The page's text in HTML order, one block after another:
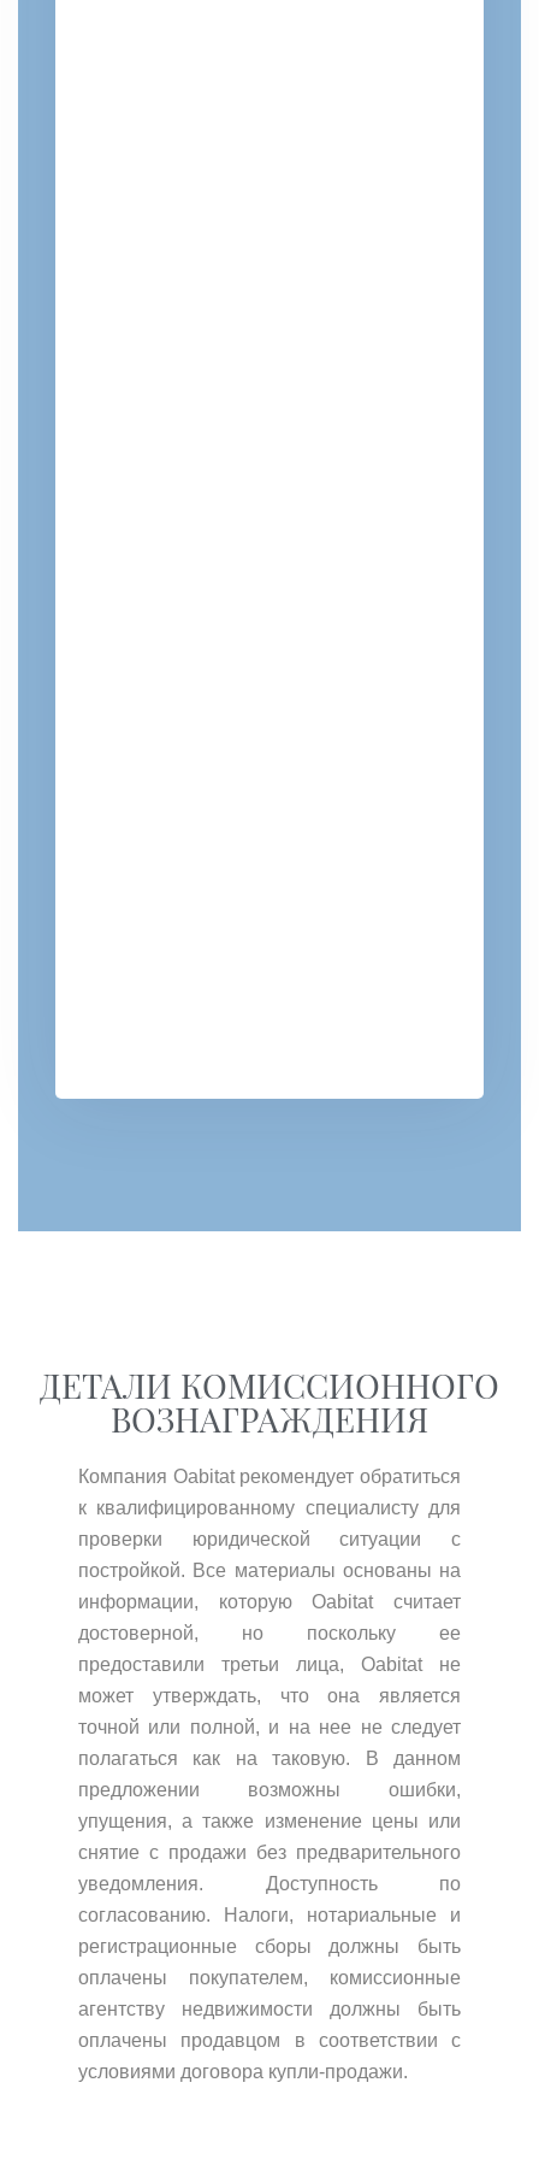
ДЕТАЛИ КОМИССИОННОГО
ВОЗНАГРАЖДЕНИЯ
Компания Oabitat рекомендует обратиться
к квалифицированному специалисту для
проверки юридической ситуации с
постройкой. Все материалы основаны на
информации, которую Oabitat считает
достоверной, но поскольку ее
предоставили третьи лица, Oabitat не
может утверждать, что она является
точной или полной, и на нее не следует
полагаться как на таковую. В данном
предложении возможны ошибки,
упущения, а также изменение цены или
снятие с продажи без предварительного
уведомления. Доступность по
согласованию. Налоги, нотариальные и
регистрационные сборы должны быть
оплачены покупателем, комиссионные
агентству недвижимости должны быть
оплачены продавцом в соответствии с
условиями договора купли-продажи.